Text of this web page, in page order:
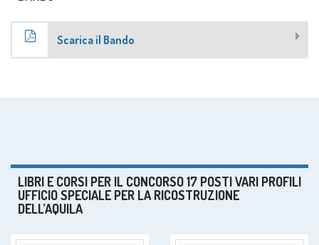
Scarica il Bando
LIBRI E CORSI PER IL CONCORSO 17 POSTI VARI PROFILI
UFFICIO SPECIALE PER LA RICOSTRUZIONE
DELL’AQUILA